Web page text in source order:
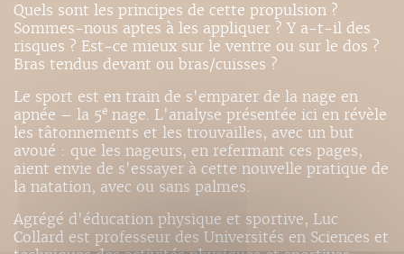
Quels sont les principes de cette propulsion ?
Sommes-nous aptes à les appliquer ? Y a-t-il des
risques ? Est-ce mieux sur le ventre ou sur le dos ?
Bras tendus devant ou bras/cuisses ?
Le sport est en train de s'emparer de la nage en
apnée – la 5e nage. L'analyse présentée ici en révèle
les tâtonnements et les trouvailles, avec un but
avoué : que les nageurs, en refermant ces pages,
aient envie de s'essayer à cette nouvelle pratique de
la natation, avec ou sans palmes.
Agrégé d'éducation physique et sportive, Luc
Collard est professeur des Universités en Sciences et